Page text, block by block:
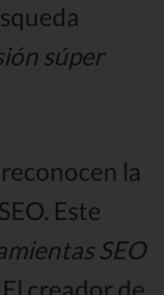
súper
la
Este
SEO
creador de